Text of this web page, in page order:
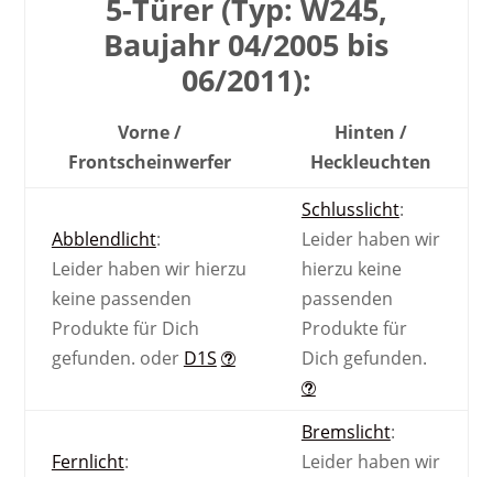
5-Türer (Typ: W245,
Baujahr 04/2005 bis
06/2011):
Vorne /
Front­scheinwerfer
Hinten /
Heck­leuchten
Abblendlicht:
Leider haben wir hierzu
keine passenden
Produkte für Dich
gefunden. oder D1S
Schlusslicht:
Leider haben wir
hierzu keine
passenden
Produkte für
Dich gefunden.
Fernlicht:
Bremslicht:
Leider haben wir